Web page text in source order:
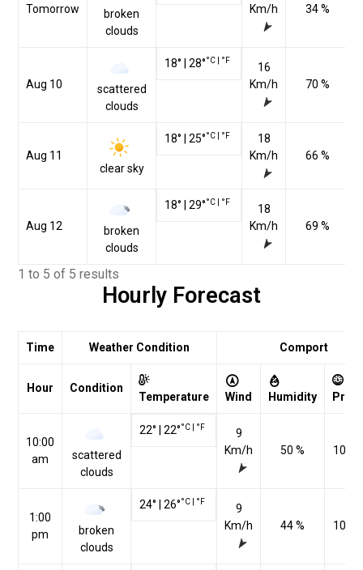
Tomorrow
broken
clouds
Km/h
34 %
Aug 10
scattered
clouds
18° 28°°C °F
16
Km/h
70 %
Aug 11
clear sky
18° 25°°C °F
18
Km/h
66 %
Aug 12
broken
clouds
18° 29°°C °F
18
Km/h
69 %
1 to 5 of 5 results
Hourly Forecast
Time Weather Condition Comport
Hour Condition
Temperature Wind Humidity
10:00
am
scattered
clouds
22° 22°°C °F
9
Km/h
50 % 1020
1:00
pm
broken
clouds
24° 26°°C °F
9
Km/h
44 % 1020